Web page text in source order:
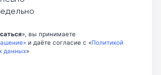
», вы принимаете
и даёте согласие с «Политикой
данных»